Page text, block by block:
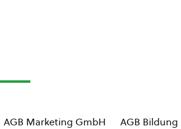
AGB Marketing GmbH AGB Bildung